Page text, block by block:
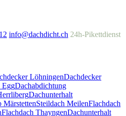
info@dachdicht.ch 24h-Pikettdienst
LöhningenDachdecker
EggDachabdichtung
Dachunterhalt
MärstettenSteildach MeilenFlachdach
Flachdach ThayngenDachunterhalt